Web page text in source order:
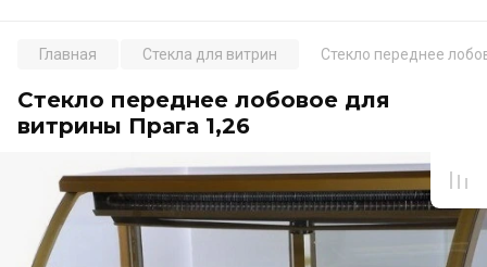
Главная Стекла для витрин Стекло переднее
Стекло переднее лобовое для
витрины Прага 1,26